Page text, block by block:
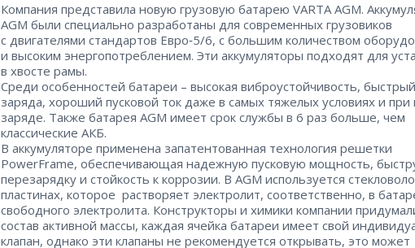
Компания представила новую грузовую батарею VARTA AGM.
AGM были специально разработаны для современных грузовиков
с двигателями стандартов Евро‑5/6, с большим количеством
и высоким энергопотреблением. Эти аккумуляторы подходят для
в хвосте рамы.
Среди особенностей батареи – ​высокая виброустойчивость,
заряда, хороший пусковой ток даже в самых тяжелых условиях и при
заряде. Также батарея AGM имеет срок службы в 6 раз больше, чем
классические АКБ.
В аккумуляторе применена запатентованная технология решетки
PowerFrame, обеспечивающая надежную пусковую мощность,
перезарядку и стойкость к коррозии. В AGM используется
пластинах, которое растворяет электролит, соответственно, в
свободного электролита. Конструкторы и химики компании
состав активной массы, каждая ячейка батареи имеет свой
клапан, однако эти клапаны не рекомендуется открывать, это может